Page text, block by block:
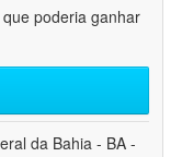
poderia ganhar
da Bahia - BA -